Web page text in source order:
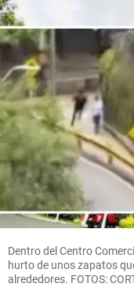
Dentro del Centro
hurto de unos zapatos
alrededores. FOTOS: